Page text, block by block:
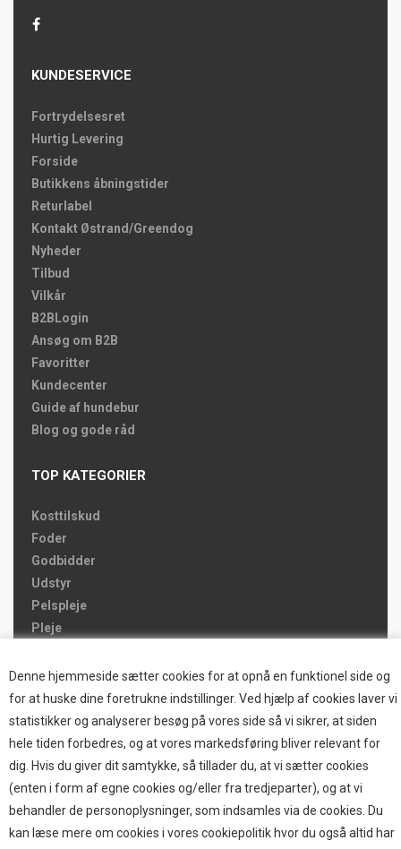
Denne hjemmeside sætter cookies for at opnå en funktionel side og
for at huske dine foretrukne indstillinger. Ved hjælp af cookies laver vi
statistikker og analyserer besøg på vores side så vi sikrer, at siden
hele tiden forbedres, og at vores markedsføring bliver relevant for
dig. Hvis du giver dit samtykke, så tillader du, at vi sætter cookies
(enten i form af egne cookies og/eller fra tredjeparter), og at vi
behandler de personoplysninger, som indsamles via de cookies. Du
kan læse mere om cookies i vores cookiepolitik hvor du også altid har
KUNDESERVICE
Fortrydelsesret
Hurtig Levering
Forside
Butikkens åbningstider
Returlabel
Kontakt Østrand/Greendog
Nyheder
Tilbud
Vilkår
B2BLogin
Ansøg om B2B
Favoritter
Kundecenter
Guide af hundebur
Blog og gode råd
TOP KATEGORIER
Kosttilskud
Foder
Godbidder
Udstyr
Pelspleje
Pleje
Brands
TOP BRANDS
HOKAMIX
HVALPESTART RAIZUP
Thule hundbure
GRAU